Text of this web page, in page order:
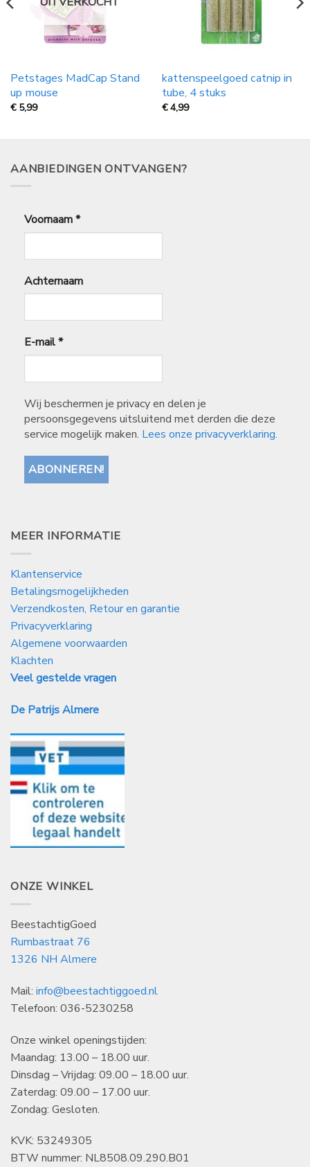
Petstages MadCap Stand
up mouse
€ 5,99
kattenspeelgoed catnip in
tube, 4 stuks
€4,99
AANBIEDINGEN ONTVANGEN?
Voornaam*
Achternaam
E-mail*
Wij beschermen je privacy en delen je
persoonsgegevens uitsluitend met derden die deze
service mogelijk maken. Lees onze privacyverklaring.
MEER INFORMATIE
Klantenservice
Betalingsmogelijkheden
Verzendkosten, Retour en garantie
Privacyverklaring
Algemene voorwaarden
Klachten
Veel gestelde vragen
De Patrijs Almere
ONZE WINKEL
BeestachtigGoed
Rumbastraat 76
1326 NH Almere
Mail: info@beestachtiggoed.nl
Telefoon: 036-5230258
Onze winkel openingstijden:
Maandag: 13.00 – 18.00 uur.
Dinsdag – Vrijdag: 09.00 – 18.00 uur.
Zaterdag: 09.00 – 17.00 uur.
Zondag: Gesloten.
KVK: 53249305
BTW nummer: NL8508.09.290.B01